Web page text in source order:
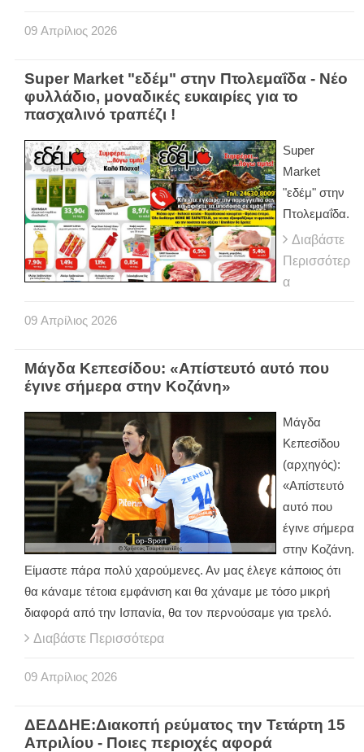
09 Απρίλιος 2026
Super Market "εδέμ" στην Πτολεμαΐδα - Νέο
φυλλάδιο, μοναδικές ευκαιρίες για το
πασχαλινό τραπέζι !
Super
Market
"εδέμ" στην
Πτολεμαΐδα.
Διαβάστε
Περισσότερ
α
09 Απρίλιος 2026
Μάγδα Κεπεσίδου: «Απίστευτό αυτό που
έγινε σήμερα στην Κοζάνη»
Μάγδα
Κεπεσίδου
(αρχηγός):
«Απίστευτό
αυτό που
έγινε σήμερα
στην Κοζάνη.
Είμαστε πάρα πολύ χαρούμενες. Αν μας έλεγε κάποιος ότι
θα κάναμε τέτοια εμφάνιση και θα χάναμε με τόσο μικρή
διαφορά από την Ισπανία, θα τον περνούσαμε για τρελό.
Διαβάστε Περισσότερα
09 Απρίλιος 2026
ΔΕΔΔΗΕ:Διακοπή ρεύματος την Τετάρτη 15
Απριλίου - Ποιες περιοχές αφορά